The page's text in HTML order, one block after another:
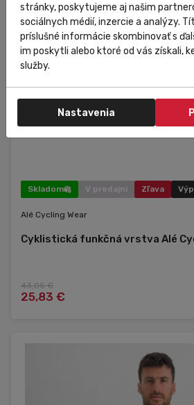
Skladom V predajni Zľava
Alé Cycling Wear
Cyklistická funkčná vrstva Alé
43,05 €
25,83 €
stránky, poskytujeme aj našim
sociálnych médií, inzercie a analýzy.
príslušné informácie skombinovať s
im poskytli alebo ktoré od vás získali,
služby.
Nastavenia